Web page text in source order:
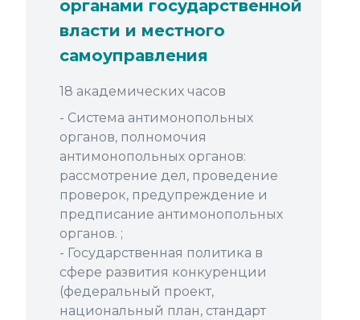
органами государственной
власти и местного
самоуправления
- Система антимонопольных
органов, полномочия
антимонопольных органов:
рассмотрение дел, проведение
проверок, предупреждение и
предписание антимонопольных
органов. ;
- Государственная политика в
сфере развития конкуренции
(федеральный проект,
национальный план, стандарт
18 академических часов